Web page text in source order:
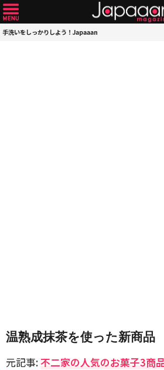
手洗いをしっかりしよう！Japaaan
温熟成抹茶を使った新商品
元記事:不二家の人気のお菓子3商